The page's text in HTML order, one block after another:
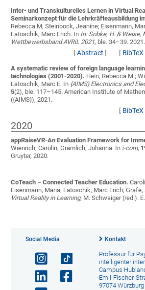
Inter- und Transkulturelles Lernen in Virtual
Seminarkonzept für die Lehrkräfteausbildung
Rebecca M; Steinbock, Jeanine; Eisenmann,
Latoschik, Marc Erich. In In: Söbke, H. & Weise,
Wettbewerbsband AVRiL 2021, ble. 34–39. 2021.
[Abstract ] [ BibTeX
A systematic review of foreign language
technologies (2001-2020). Hein, Rebecca M.;
Latoschik, Marc E. In {AIMS} Electronics and
5(2), ble. 117–145. American Institute of
({AIMS}), 2021.
[ BibTeX
2020
appRaiseVR-An Evaluation Framework for
Wienrich, Carolin; Gramlich, Johanna. In i-com,
Gruyter, 2020.
CoTeach – Connected Teacher Education.
Eisenmann, Maria; Latoschik, Marc Erich; Grafe,
Virtual Reality in Learning, M. Schwaiger (red.).
Social Media Kontakt
Professur für
intelligenter
Campus
Emil-Fischer-
97074 Würzburg